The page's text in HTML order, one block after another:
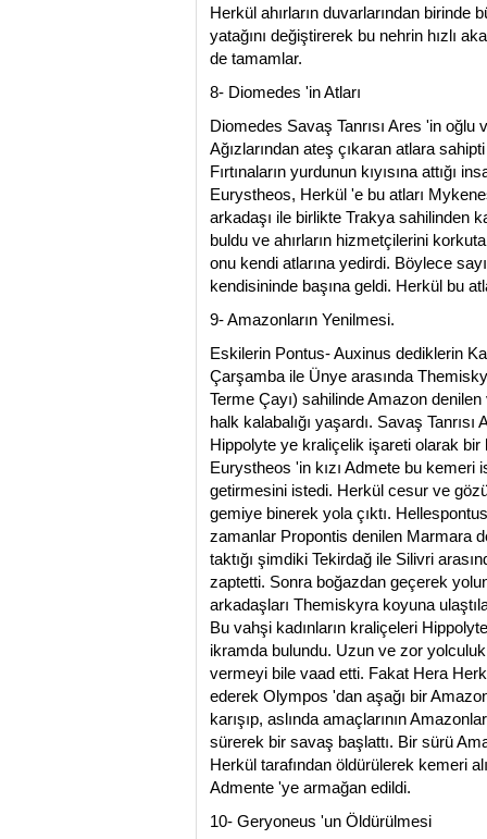
Herkül ahırların duvarlarından
yatağını değiştirerek bu nehrin hızlı
de tamamlar.
8- Diomedes 'in Atları
Diomedes Savaş Tanrısı Ares 'in oğlu
Ağızlarından ateş çıkaran atlara
Fırtınaların yurdunun kıyısına attığı
Eurystheos, Herkül 'e bu atları
arkadaşı ile birlikte Trakya sahilinden
buldu ve ahırların hizmetçilerini
onu kendi atlarına yedirdi. Böylece
kendisininde başına geldi. Herkül bu
9- Amazonların Yenilmesi.
Eskilerin Pontus- Auxinus dediklerin
Çarşamba ile Ünye arasında
Terme Çayı) sahilinde Amazon
halk kalabalığı yaşardı. Savaş
Hippolyte ye kraliçelik işareti olarak
Eurystheos 'in kızı Admete bu kemeri
getirmesini istedi. Herkül cesur ve
gemiye binerek yola çıktı.
zamanlar Propontis denilen Marmara
taktığı şimdiki Tekirdağ ile Silivri
zaptetti. Sonra boğazdan geçerek
arkadaşları Themiskyra koyuna
Bu vahşi kadınların kraliçeleri
ikramda bulundu. Uzun ve zor
vermeyi bile vaad etti. Fakat Hera
ederek Olympos 'dan aşağı bir
karışıp, aslında amaçlarının
sürerek bir savaş başlattı. Bir sürü
Herkül tarafından öldürülerek kemeri
Admente 'ye armağan edildi.
10- Geryoneus 'un Öldürülmesi